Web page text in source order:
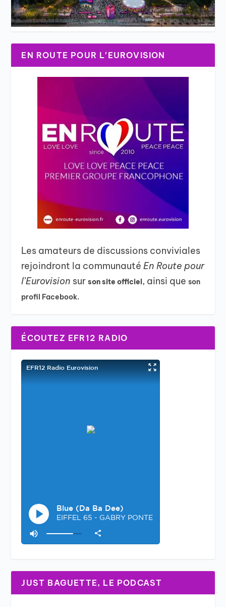
EN ROUTE POUR L’EUROVISION
Les amateurs de discussions conviviales
rejoindront la communautéEn Route pour
l’Eurovision surson site officiel, ainsi queson
profil Facebook.
ÉCOUTEZ EFR12 RADIO
JUST BAGUETTE, LE PODCAST